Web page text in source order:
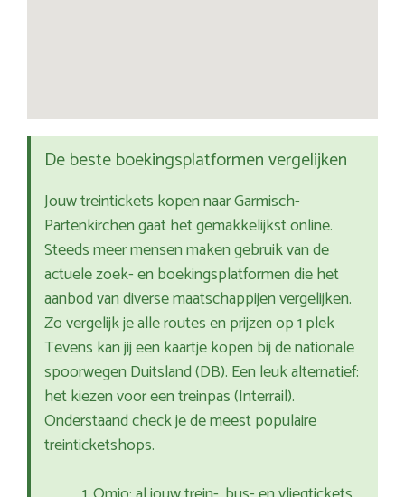
De beste boekingsplatformen vergelijken
Jouw treintickets kopen naar Garmisch-
Partenkirchen gaat het gemakkelijkst online.
Steeds meer mensen maken gebruik van de
actuele zoek- en boekingsplatformen die het
aanbod van diverse maatschappijen vergelijken.
Zo vergelijk je alle routes en prijzen op 1 plek
Tevens kan jij een kaartje kopen bij de nationale
spoorwegen Duitsland (DB). Een leuk alternatief:
het kiezen voor een treinpas (Interrail).
Onderstaand check je de meest populaire
treinticketshops.